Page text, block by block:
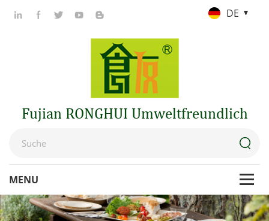
DE
Fujian RONGHUI Umweltfreundlich